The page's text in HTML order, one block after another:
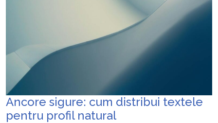
Ancore sigure: cum distribui textele
pentru profil natural